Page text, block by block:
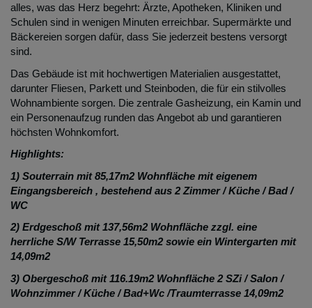
alles, was das Herz begehrt: Ärzte, Apotheken, Kliniken und
Schulen sind in wenigen Minuten erreichbar. Supermärkte und
Bäckereien sorgen dafür, dass Sie jederzeit bestens versorgt
sind.
Das Gebäude ist mit hochwertigen Materialien ausgestattet,
darunter Fliesen, Parkett und Steinboden, die für ein stilvolles
Wohnambiente sorgen. Die zentrale Gasheizung, ein Kamin und
ein Personenaufzug runden das Angebot ab und garantieren
höchsten Wohnkomfort.
Highlights:
1) Souterrain mit 85,17m2 Wohnfläche mit eigenem
Eingangsbereich , bestehend aus 2 Zimmer / Küche / Bad /
WC
2) Erdgeschoß mit 137,56m2 Wohnfläche zzgl. eine
herrliche S/W Terrasse 15,50m2 sowie ein Wintergarten mit
14,09m2
3) Obergeschoß mit 116.19m2 Wohnfläche 2 SZi / Salon /
Wohnzimmer / Küche / Bad+Wc /Traumterrasse 14,09m2